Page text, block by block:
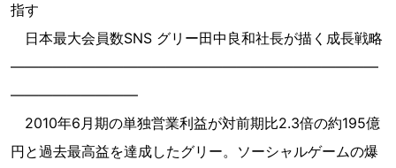
指す
日本最大会員数SNS グリー田中良和社長が描く成長戦略
――――――――――――――――――――――――――
―――――――――
2010年6月期の単独営業利益が対前期比2.3倍の約195億
円と過去最高益を達成したグリー。ソーシャルゲームの爆